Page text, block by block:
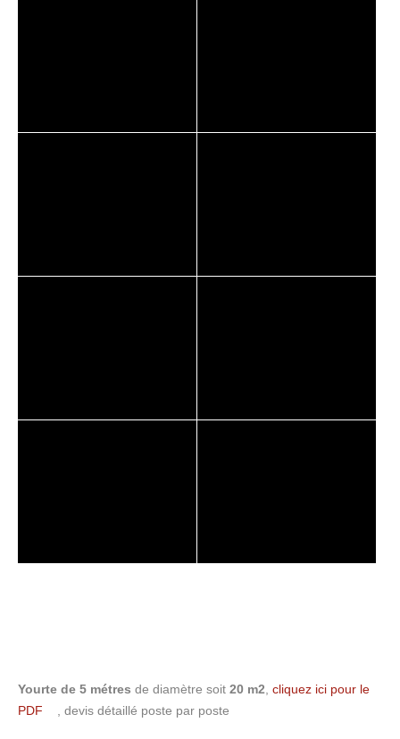
Yourte de 5 métres de diamètre soit 20 m2 cliquez ici pour le
PDF
, devis détaillé poste par poste